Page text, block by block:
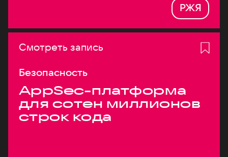
РЖЯ
Смотреть запись
Безопасность
AppSec-платформа
для сотен миллионов
строк кода